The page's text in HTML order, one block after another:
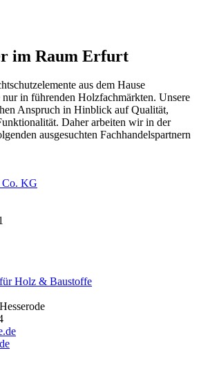
im Raum Erfurt
aus dem Hause
in führenden Holzfachmärkten. Unsere
Anspruch in Hinblick auf Qualität,
Daher arbeiten wir in der
ausgesuchten Fachhandelspartnern
KG
Holz & Baustoffe